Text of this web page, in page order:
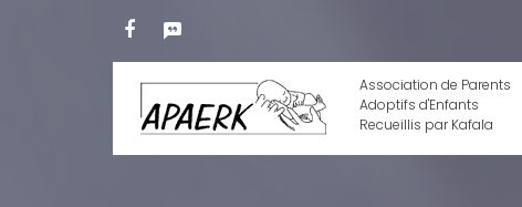
Association de Parents
Adoptifs d'Enfants
Recueillis par Kafala